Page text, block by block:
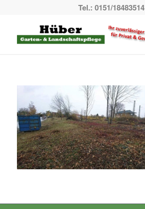
Tel.: 0151/18483514